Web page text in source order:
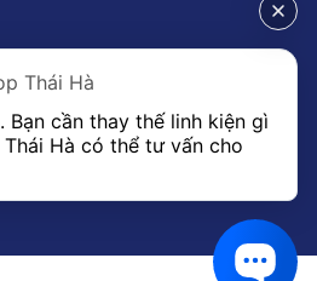
Thái Hà
Bạn cần thay thế linh kiện gì
Hà có thể tư vấn cho